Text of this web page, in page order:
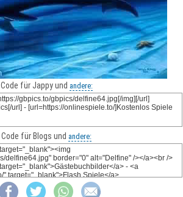
Code für Jappy und andere:
Code für Blogs und andere: